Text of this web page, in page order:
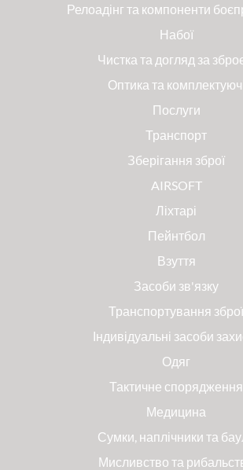
Релоадінг та компоненти
Набої
Чистка та догляд за
Оптика та комплектуючі
Послуги
Транспорт
Зберігання зброї
AIRSOFT
Ліхтарі
Пейнтбол
Взуття
Засоби зв'язку
Транспортування зброї
Індивідуальні засоби
Одяг
Тактичне спорядження
Медицина
Сумки, наплічники та
Мисливство та